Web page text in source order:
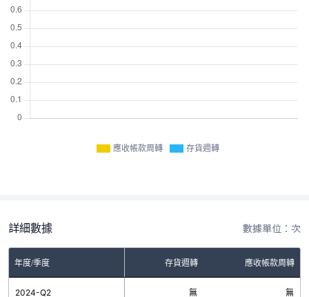
應收帳款周轉 存貨週轉
詳細數據 數據單位：次
年度/季度 存貨週轉 應收帳款周轉
2024-Q2 無 無